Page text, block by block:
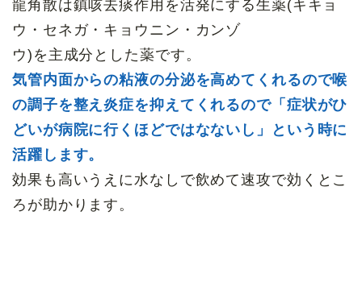
龍角散は鎮咳去痰作用を活発にする生薬(キキョ
ウ・セネガ・キョウニン・カンゾ
ウ)を主成分とした薬です。
気管内面からの粘液の分泌を高めてくれるので喉
の調子を整え炎症を抑えてくれるので「症状がひ
どいが病院に行くほどではなないし」という時に
活躍します。
効果も高いうえに水なしで飲めて速攻で効くとこ
ろが助かります。